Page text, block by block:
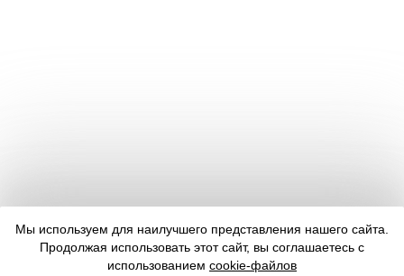
Мы используем для наилучшего представления нашего сайта.
Продолжая использовать этот сайт, вы соглашаетесь с
использованием cookie-файлов